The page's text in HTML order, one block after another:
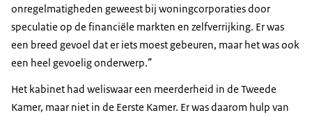
onregelmatigheden geweest bij woningcorporaties door
speculatie op de financiële markten en zelfverrijking. Er was
een breed gevoel dat er iets moest gebeuren, maar het was ook
een heel gevoelig onderwerp.”
Het kabinet had weliswaar een meerderheid in de Tweede
Kamer, maar niet in de Eerste Kamer. Er was daarom hulp van